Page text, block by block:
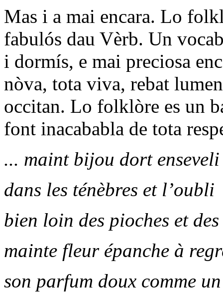
Mas i a mai encara. Lo
fabulós dau Vèrb. Un
i dormís, e mai preciosa
nòva, tota viva, rebat
occitan. Lo folklòre es un
font inacababla de tota
... maint bijou dort enseveli
dans les ténèbres et l’oubli
bien loin des pioches et des
mainte fleur épanche à
son parfum doux comme